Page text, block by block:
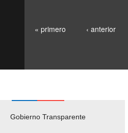
« primero ‹ anterior
Gobierno Transparente